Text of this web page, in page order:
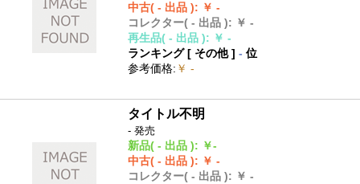
中古( - 出品 ): ￥ -
コレクター( - 出品 ): ￥ -
再生品( - 出品 ): ￥ -
ランキング [ その他]- 位
参考価格: ￥ -
タイトル不明
- 発売
新品( - 出品 ): ￥-
中古( - 出品 ): ￥ -
コレクター( - 出品 ): ￥ -